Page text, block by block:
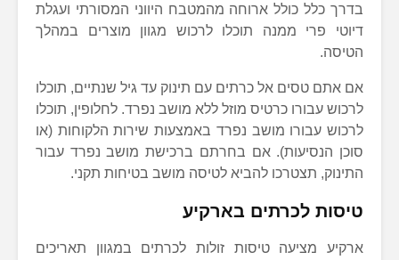
בדרך כלל כולל ארוחה מהמטבח היווני המסורתי ועגלת
דיוטי פרי ממנה תוכלו לרכוש מגוון מוצרים במהלך
הטיסה.
אם אתם טסים אל כרתים עם תינוק עד גיל שנתיים, תוכלו
לרכוש עבורו כרטיס מוזל ללא מושב נפרד. לחלופין, תוכלו
לרכוש עבורו מושב נפרד באמצעות שירות הלקוחות (או
סוכן הנסיעות). אם בחרתם ברכישת מושב נפרד עבור
התינוק, תצטרכו להביא לטיסה מושב בטיחות תקני.
טיסות לכרתים בארקיע
ארקיע מציעה טיסות זולות לכרתים במגוון תאריכים